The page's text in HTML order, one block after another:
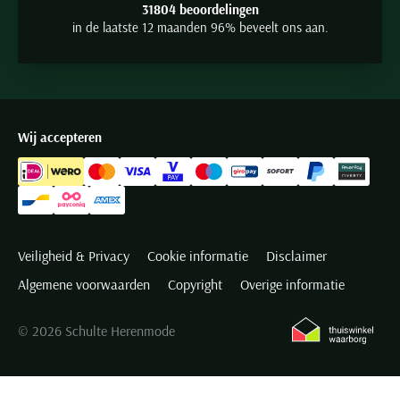
31804 beoordelingen
in de laatste 12 maanden 96% beveelt ons aan.
Wij accepteren
Veiligheid & Privacy Cookie informatie
Disclaimer
Algemene voorwaarden
Copyright Overige informatie
© 2026 Schulte Herenmode